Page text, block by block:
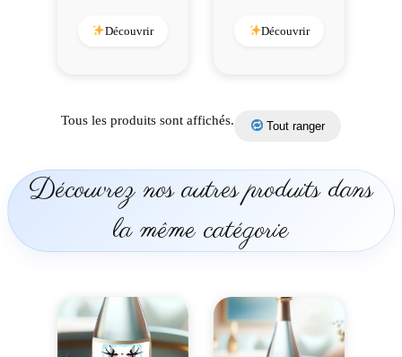
Découvrir Découvrir
Tous les produits sont affichés. Tout ranger
Découvrez nos autres produits dans
la même catégorie